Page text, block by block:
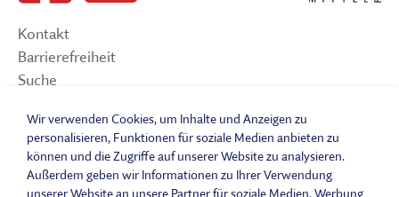
Kontakt
Barrierefreiheit
Suche
Impressum
Datenschutzerklärung
Barrierefreiheitserklärung
Wir verwenden Cookies, um Inhalte und Anzeigen zu
personalisieren, Funktionen für soziale Medien anbieten zu
können und die Zugriffe auf unserer Website zu analysieren.
Außerdem geben wir Informationen zu Ihrer Verwendung
unserer Website an unsere Partner für soziale Medien, Werbung